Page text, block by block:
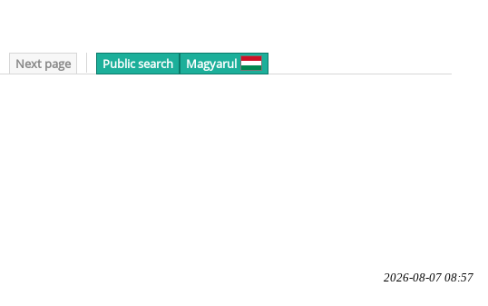
Next page Public search Magyarul
2026-08-07 08:57